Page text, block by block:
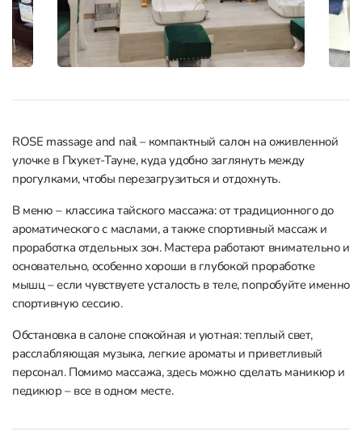
ROSE massage and nail – компактный салон на оживленной
улочке в Пхукет-Тауне, куда удобно заглянуть между
прогулками, чтобы перезагрузиться и отдохнуть.
В меню – классика тайского массажа: от традиционного до
ароматического с маслами, а также спортивный массаж и
проработка отдельных зон. Мастера работают внимательно и
основательно, особенно хороши в глубокой проработке
мышц – если чувствуете усталость в теле, попробуйте именно
спортивную сессию.
Обстановка в салоне спокойная и уютная: теплый свет,
расслабляющая музыка, легкие ароматы и приветливый
персонал. Помимо массажа, здесь можно сделать маникюр и
педикюр – все в одном месте.